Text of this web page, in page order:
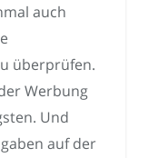
auch
überprüfen.
Werbung
Und
auf der